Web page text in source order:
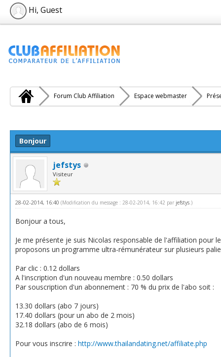
Hi, Guest
Forum Club Affiliation Espace webmaster
Bonjour
jefstys
Visiteur
28-02-2014, 16:40 (Modification du message : 28-02-2014, 16:42 par jefstys.)
Bonjour a tous,
Je me présente je suis Nicolas responsable de l'affiliation pour
proposons un programme ultra-rémunérateur sur plusieurs
Par clic : 0.12 dollars
A l'inscription d'un nouveau membre : 0.50 dollars
Par souscription d'un abonnement : 70 % du prix de l'abo soit :
13.30 dollars (abo 7 jours)
17.40 dollars (pour un abo de 2 mois)
32.18 dollars (abo de 6 mois)
Pour vous inscrire : http://www.thailandating.net/affiliate.php